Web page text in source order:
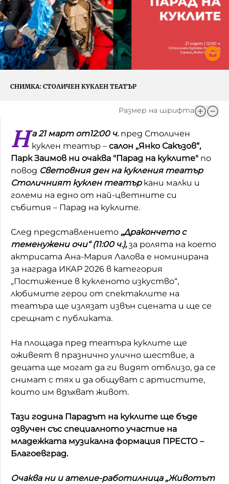
Музикална кутийка
От соул до рокендрол
Междучасие
Яйцето на света
Къщата
Непознатите думи
Като Айнщайн
Домашен любимец
Питаме Ви
БНР
БНР Новини
Архивен фонд на БНР
СНИМКА: СТОЛИЧЕН КУКЛЕН ТЕАТЪР
Размер на шрифта
Н а 21 март от12:00 ч.пред Столичен
куклен театър – салон „Янко Сакъзов“,
Парк Заимов ни очаква "Парад на куклите" по
повод Световния ден на кукления театър
Столичният куклен театъркани малки и
големи на едно от най-цветните си
събития – Парад на куклите.
След представлението „Дракончето с
теменужени очи“ (11:00 ч.),за ролята на което
актрисата Ана-Мария Лалова е номинирана
за награда ИКАР 2026 в категория
„Постижение в кукленото изкуство“,
любимите герои от спектаклите на
театъра ще излязат извън сцената и ще се
срещнат с публиката.
На площада пред театъра куклите ще
оживеят в празнично улично шествие, а
децата ще могат да ги видят отблизо, да се
снимат с тях и да общуват с артистите,
които им вдъхват живот.
Тази година Парадът на куклите ще бъде
озвучен със специалното участие на
младежката музикална формация ПРЕСТО –
Благоевград.
Очаква ни и ателие-работилница „Животът